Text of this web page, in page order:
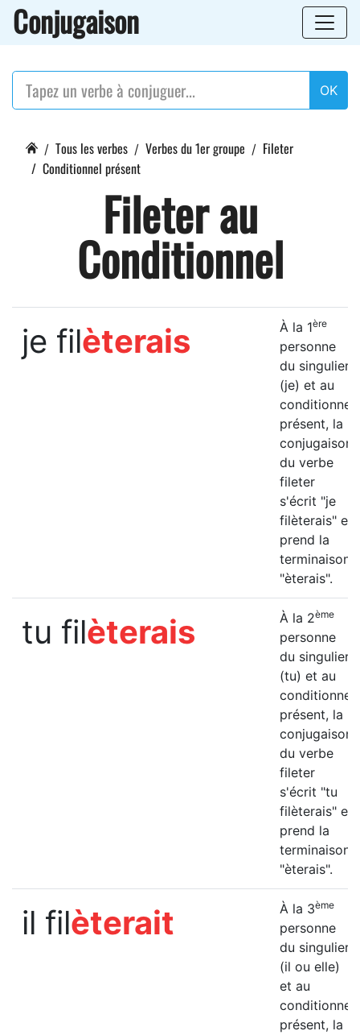
Conjugaison
OK
Tous les verbes Verbes du 1er groupe
Fileter
Conditionnel présent
Fileter au
Conditionnel
je filèterais À la 1ère
personne
du singulier
(je) et au
conditionnel
présent, la
conjugaison
du verbe
fileter
s'écrit "je
filèterais" et
prend la
terminaison
"èterais".
tu filèterais À la 2ème
personne
du singulier
(tu) et au
conditionnel
présent, la
conjugaison
du verbe
fileter
s'écrit "tu
filèterais" et
prend la
terminaison
"èterais".
il filèterait À la 3ème
personne
du singulier
(il ou elle)
et au
conditionnel
présent, la